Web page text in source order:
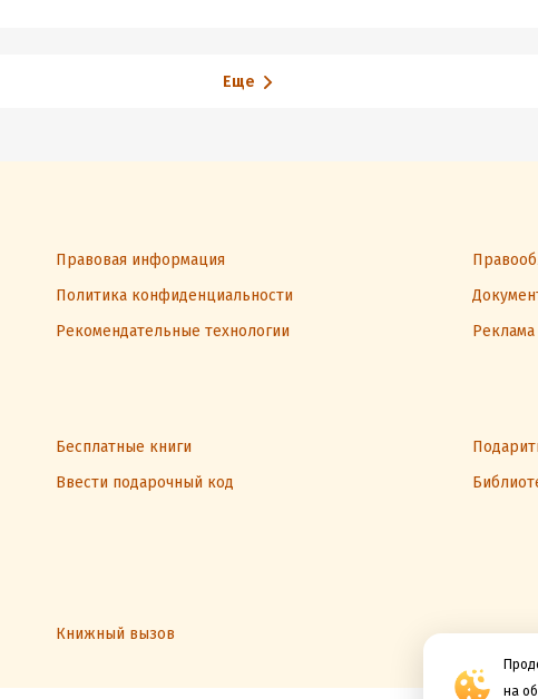
на
Еще
Правовая информация
Политика конфиденциальности
Рекомендательные технологии Реклама
Бесплатные книги
Ввести подарочный код
Книжный вызов